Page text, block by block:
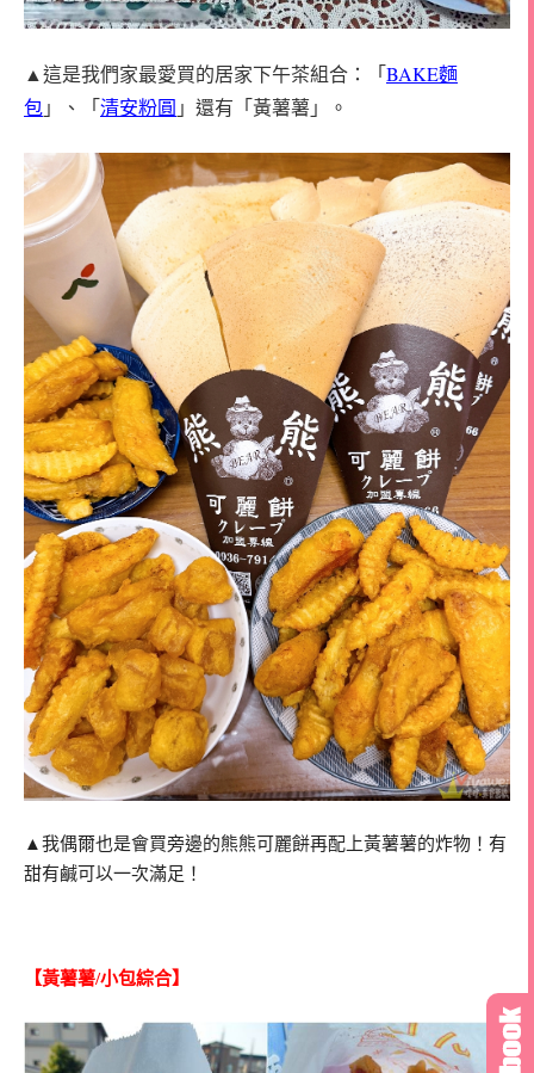
▲這是我們家最愛買的居家下午茶組合：「BAKE麵
包」、「清安粉圓 」還有「黃薯薯」。
▲我偶爾也是會買旁邊的熊熊可麗餅再配上黃薯薯的炸物！有
甜有鹹可以一次滿足！
【黃薯薯/小包綜合】